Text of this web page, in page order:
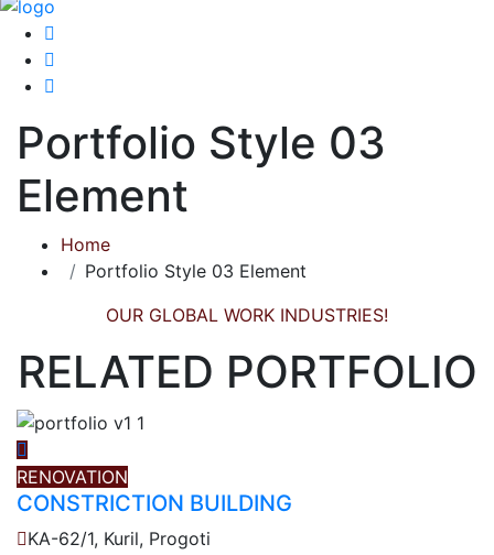
Portfolio Style 03
Element
Home
Portfolio Style 03 Element
OUR GLOBAL WORK INDUSTRIES!
RELATED PORTFOLIO
RENOVATION
CONSTRICTION BUILDING
KA-62/1, Kuril, Progoti